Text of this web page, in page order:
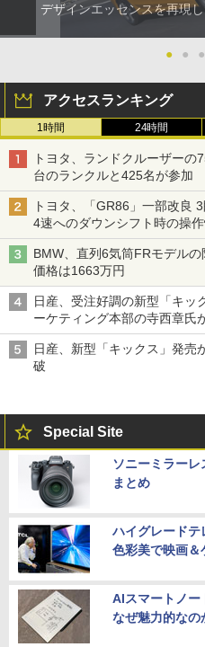
デザインエッセンスを再現
● ● ●
アクセスランキング
1時間 24時間
トヨタ、ランドクルーザーの
台のランクルと425名が参加
トヨタ、「GR86」一部改良
4速へのダウンシフト時の操
BMW、直列6気筒FRモデルの
価格は1663万円
日産、受注好調の新型「キッ
ーケティング本部の寺西章氏
日産、新型「キックス」発売
破
Special Site
ソニーミラー
まとめ
ハイグレード
色彩美で映画＆
AIスマートノ
なぜ魅力的なの